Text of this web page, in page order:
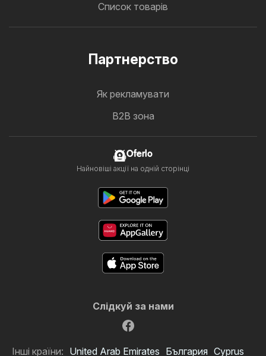
Список товарів
Партнерство
Як рекламувати
B2B зона
Oferlo
Найновіші акції на одній сторінці
Слідкуй за нами
Інші країни: United Arab Emirates България Cyprus